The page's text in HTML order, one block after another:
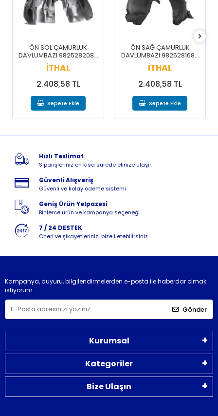
ÖN SOL ÇAMURLUK
DAVLUMBAZI 9825282080
/ 3008 5008 16-20
İTHAL
2.408,58 TL
Sepete Ekle
ÖN SAĞ ÇAMURLUK
DAVLUMBAZI 9825281680
/ 3008 5008 16-20
İTHAL
2.408,58 TL
Sepete Ekle
Hızlı Teslimat
Siparişleriniz en kısa sürede elinize ulaşır.
Güvenli Alışveriş
Güvenli ve kolay ödeme sistemi
Geniş Ürün Yelpazesi
Binlerce ürün ve kampanya seçeneği
7 / 24 DESTEK
Öneri ve şikayetlerinizi bize iletebilirsiniz.
Kampanya, duyuru, bilgilendirmelerden e-posta ile haberdar olmak
istiyorum.
Gönder
Kurumsal
Kategoriler
Bize Ulaşın